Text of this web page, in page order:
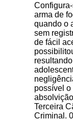
arma de
quando o
sem
de fácil
possível
Terceira
Criminal.